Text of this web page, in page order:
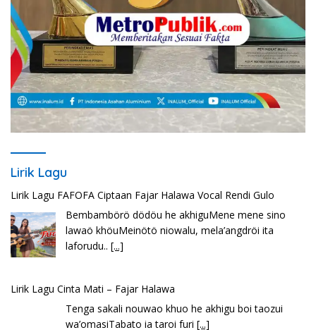
Lirik Lagu
Lirik Lagu FAFOFA Ciptaan Fajar Halawa Vocal Rendi Gulo
Bembambörö dödöu he akhiguMene mene sino
lawaö khöuMeinötö niowalu, mela’angdröi ita
laforudu.. [...]
Lirik Lagu Cinta Mati – Fajar Halawa
Tenga sakali nouwao khuo he akhigu boi taozui
wa’omasiTabato ia taroi furi [...]